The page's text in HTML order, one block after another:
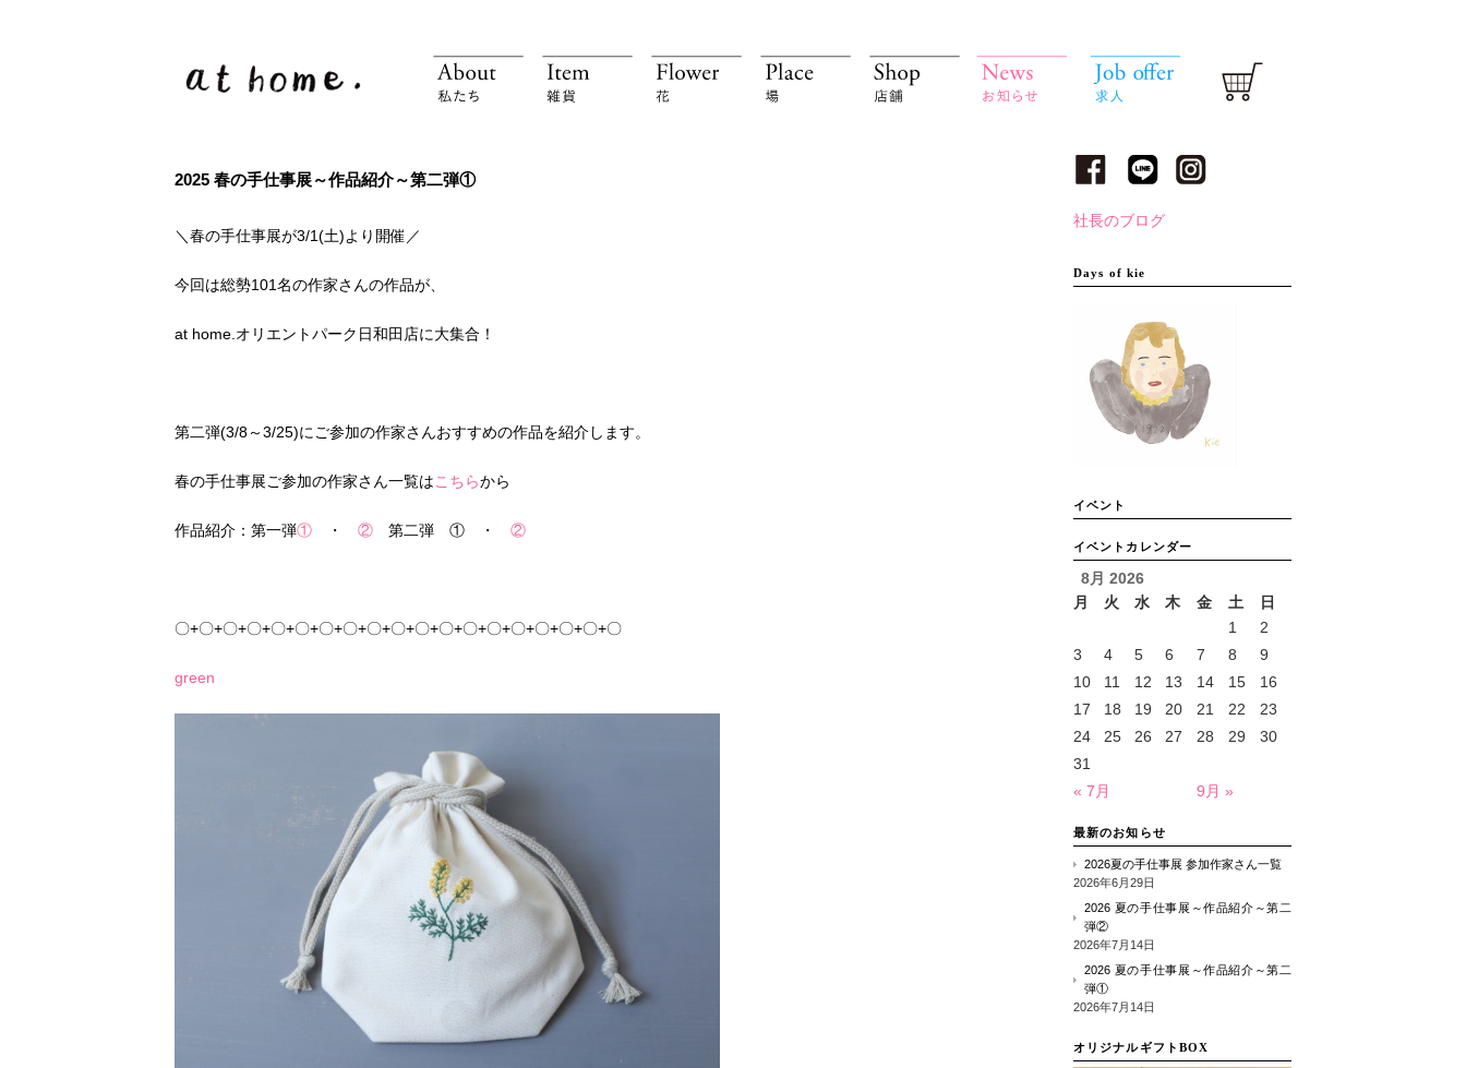
2025 春の手仕事展～作品紹介～第二弾①
＼春の手仕事展が3/1(土)より開催／
今回は総勢101名の作家さんの作品が、
at home.オリエントパーク日和田店に大集合！
第二弾(3/8～3/25)にご参加の作家さんおすすめの作品を紹介します。
春の手仕事展ご参加の作家さん一覧はこちらから
作品紹介：第一弾① ・ ② 第二弾 ① ・ ②
〇+〇+〇+〇+〇+〇+〇+〇+〇+〇+〇+〇+〇+〇+〇+〇+〇+〇+〇
green
社長のブログ
Days of kie
イベント
イベントカレンダー
8月 2026
月
火 水 木 金 土
日
1
2
3
4 5 6 7 8
9
10
11 12 13 14 15
16
17
18 19 20 21 22
23
24
25 26 27 28 29
30
31
« 7月
9月 »
最新のお知らせ
2026夏の手仕事展 参加作家さん一覧
2026年6月29日
2026 夏の手仕事展～作品紹介～第二
弾②
2026年7月14日
2026 夏の手仕事展～作品紹介～第二
弾①
2026年7月14日
オリジナルギフトBOX